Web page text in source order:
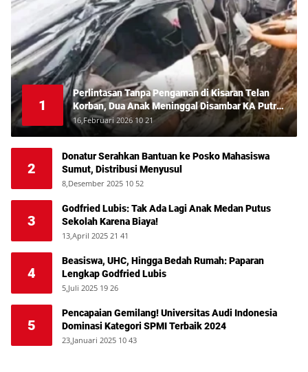
1
Perlintasan Tanpa Pengaman di Kisaran Telan
Korban, Dua Anak Meninggal Disambar KA Putri
Deli
16,Februari 2026 10 21
2
Donatur Serahkan Bantuan ke Posko Mahasiswa
Sumut, Distribusi Menyusul
8,Desember 2025 10 52
3
Godfried Lubis: Tak Ada Lagi Anak Medan Putus
Sekolah Karena Biaya!
13,April 2025 21 41
4
Beasiswa, UHC, Hingga Bedah Rumah: Paparan
Lengkap Godfried Lubis
5,Juli 2025 19 26
5
Pencapaian Gemilang! Universitas Audi Indonesia
Dominasi Kategori SPMI Terbaik 2024
23,Januari 2025 10 43